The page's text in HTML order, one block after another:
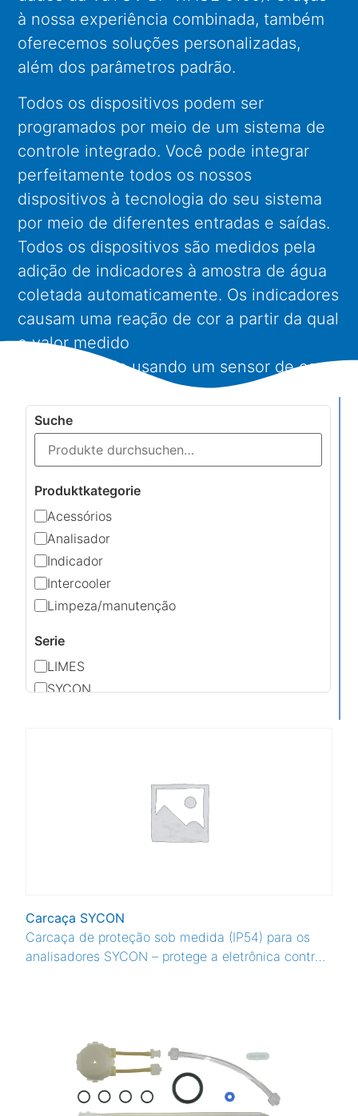
à nossa experiência combinada, também
oferecemos soluções personalizadas,
além dos parâmetros padrão.
Todos os dispositivos podem ser
programados por meio de um sistema de
controle integrado. Você pode integrar
perfeitamente todos os nossos
dispositivos à tecnologia do seu sistema
por meio de diferentes entradas e saídas.
Todos os dispositivos são medidos pela
adição de indicadores à amostra de água
coletada automaticamente. Os indicadores
causam uma reação de cor a partir da qual
o valor medido
é determinado usando um sensor de cor.
Suche
Produktkategorie
Acessórios
Analisador
Indicador
Intercooler
Limpeza/manutenção
Serie
LIMES
SYCON
Carcaça SYCON
Carcaça de proteção sob medida (IP54) para os
analisadores SYCON – protege a eletrônica contra